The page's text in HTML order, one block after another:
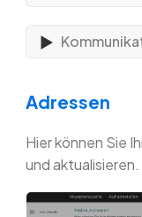
Adressen
Hier können Sie
und aktualisieren.